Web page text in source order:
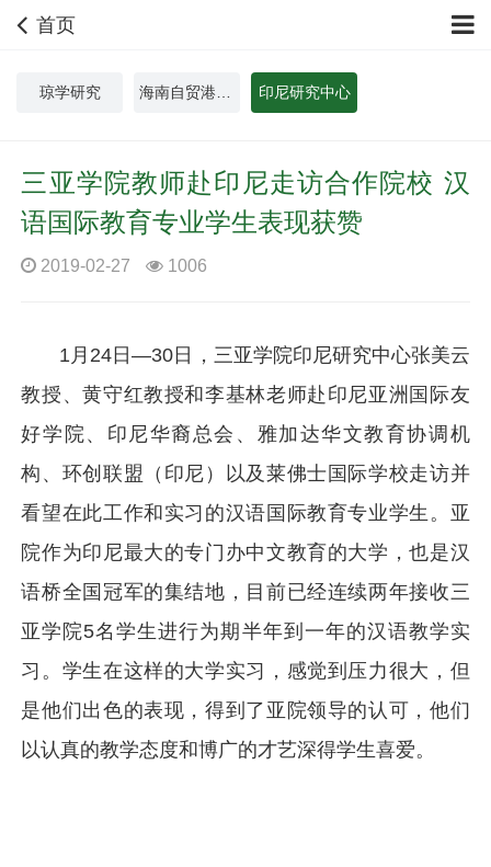
首页
琼学研究 印尼研究中心
三亚学院教师赴印尼走访合作院校 汉
语国际教育专业学生表现获赞
2019-02-27 1006
1月24日—30日，三亚学院印尼研究中心张美云
教授、黄守红教授和李基林老师赴印尼亚洲国际友
好学院、印尼华裔总会、雅加达华文教育协调机
构、环创联盟（印尼）以及莱佛士国际学校走访并
看望在此工作和实习的汉语国际教育专业学生。亚
院作为印尼最大的专门办中文教育的大学，也是汉
语桥全国冠军的集结地，目前已经连续两年接收三
亚学院5名学生进行为期半年到一年的汉语教学实
习。学生在这样的大学实习，感觉到压力很大，但
是他们出色的表现，得到了亚院领导的认可，他们
以认真的教学态度和博广的才艺深得学生喜爱。